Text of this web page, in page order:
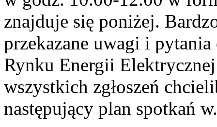
znajduje się poniżej.
przekazane uwagi i
Rynku Energii
wszystkich zgłoszeń
następujący plan spotkań